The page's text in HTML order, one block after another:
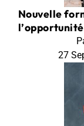
Nouvelle
27